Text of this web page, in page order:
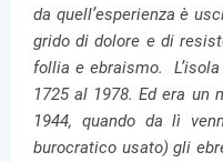
da quell’esperienza è
grido di dolore e di
follia e ebraismo.
1725 al 1978. Ed era un
1944, quando da lì
burocratico usato) gli